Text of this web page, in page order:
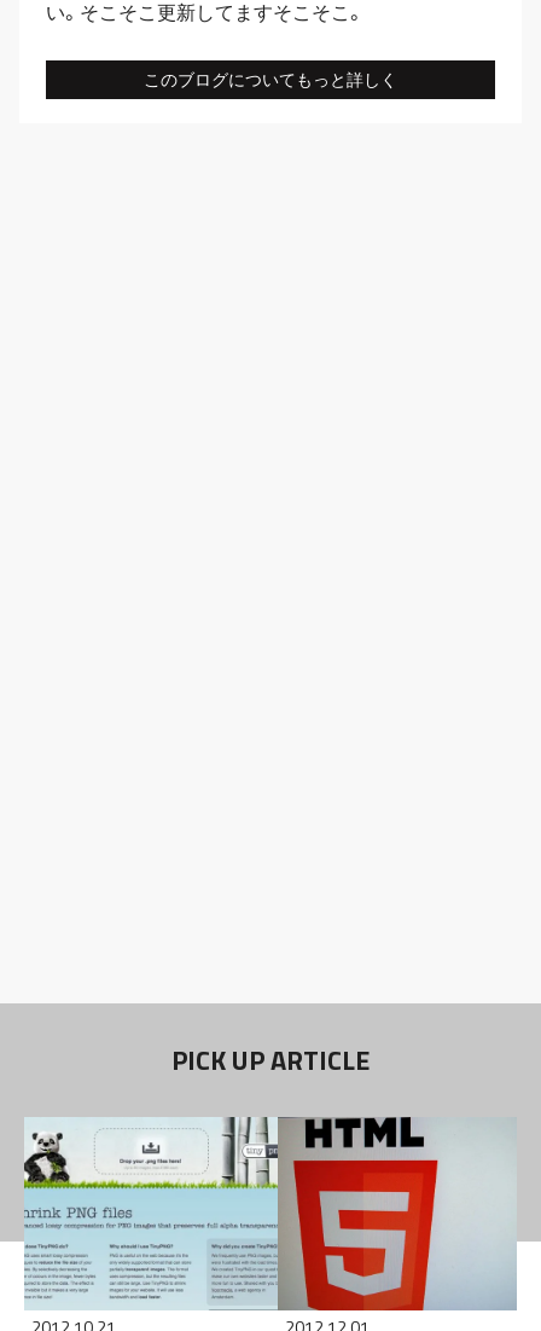
い。そこそこ更新してますそこそこ。
このブログについてもっと詳しく
PICK UP ARTICLE